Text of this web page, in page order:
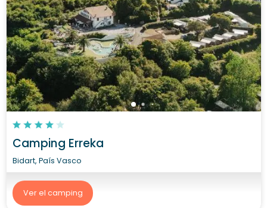
Camping Erreka
Bidart, País Vasco
Ver el camping